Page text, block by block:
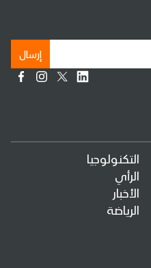
التكنولوجيا
الرأي
الأخبار
الرياضة
إرسال